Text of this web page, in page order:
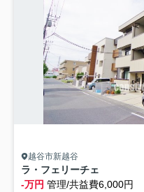
越谷市新越谷
ラ・フェリーチェ
-万円 管理/共益費6,000円